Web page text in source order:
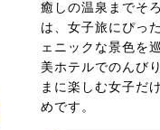
癒しの温泉までそ
は、女子旅にぴっ
ェニックな景色を
美ホテルでのんび
まに楽しむ女子だ
めです。